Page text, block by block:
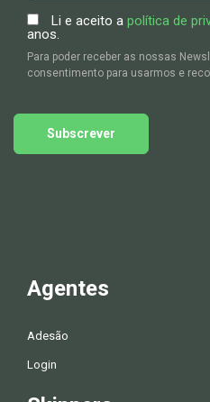
Li e aceito a política de
anos.
Para poder receber as nossas
consentimento para usarmos e
Subscrever
Agentes
Adesão
Login